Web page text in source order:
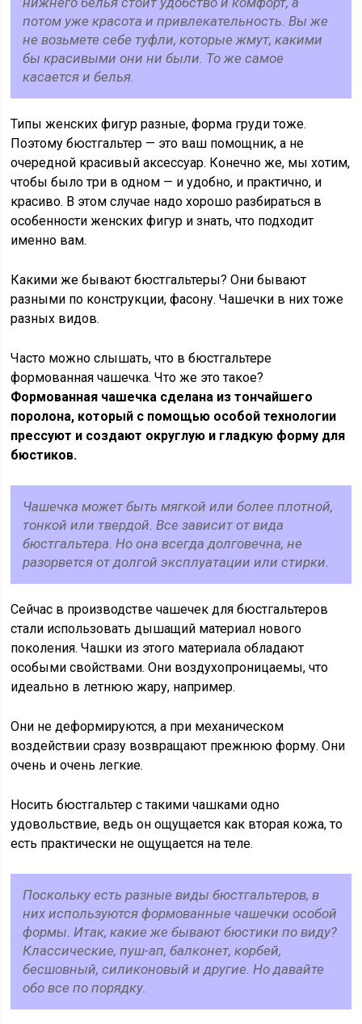
потом уже красота и привлекательность. Вы же
не возьмете себе туфли, которые жмут, какими
бы красивыми они ни были. То же самое
касается и белья.
Типы женских фигур разные, форма груди тоже.
Поэтому бюстгальтер — это ваш помощник, а не
очередной красивый аксессуар. Конечно же, мы хотим,
чтобы было три в одном — и удобно, и практично, и
красиво. В этом случае надо хорошо разбираться в
особенности женских фигур и знать, что подходит
именно вам.
Какими же бывают бюстгальтеры? Они бывают
разными по конструкции, фасону. Чашечки в них тоже
разных видов.
Часто можно слышать, что в бюстгальтере
формованная чашечка. Что же это такое?
Формованная чашечка сделана из тончайшего
поролона, который с помощью особой технологии
прессуют и создают округлую и гладкую форму для
бюстиков.
Чашечка может быть мягкой или более плотной,
тонкой или твердой. Все зависит от вида
бюстгальтера. Но она всегда долговечна, не
разорвется от долгой эксплуатации или стирки.
Сейчас в производстве чашечек для бюстгальтеров
стали использовать дышащий материал нового
поколения. Чашки из этого материала обладают
особыми свойствами. Они воздухопроницаемы, что
идеально в летнюю жару, например.
Они не деформируются, а при механическом
воздействии сразу возвращают прежнюю форму. Они
очень и очень легкие.
Носить бюстгальтер с такими чашками одно
удовольствие, ведь он ощущается как вторая кожа, то
есть практически не ощущается на теле.
Поскольку есть разные виды бюстгальтеров, в
них используются формованные чашечки особой
формы. Итак, какие же бывают бюстики по виду?
Классические, пуш-ап, балконет, корбей,
бесшовный, силиконовый и другие. Но давайте
обо все по порядку.